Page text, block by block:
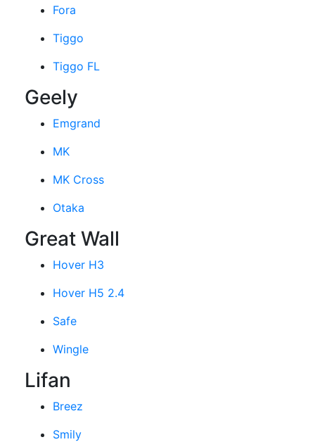
Fora
Tiggo
Tiggo FL
Geely
Emgrand
MK
MK Cross
Otaka
Great Wall
Hover H3
Hover H5 2.4
Safe
Wingle
Lifan
Breez
Smily